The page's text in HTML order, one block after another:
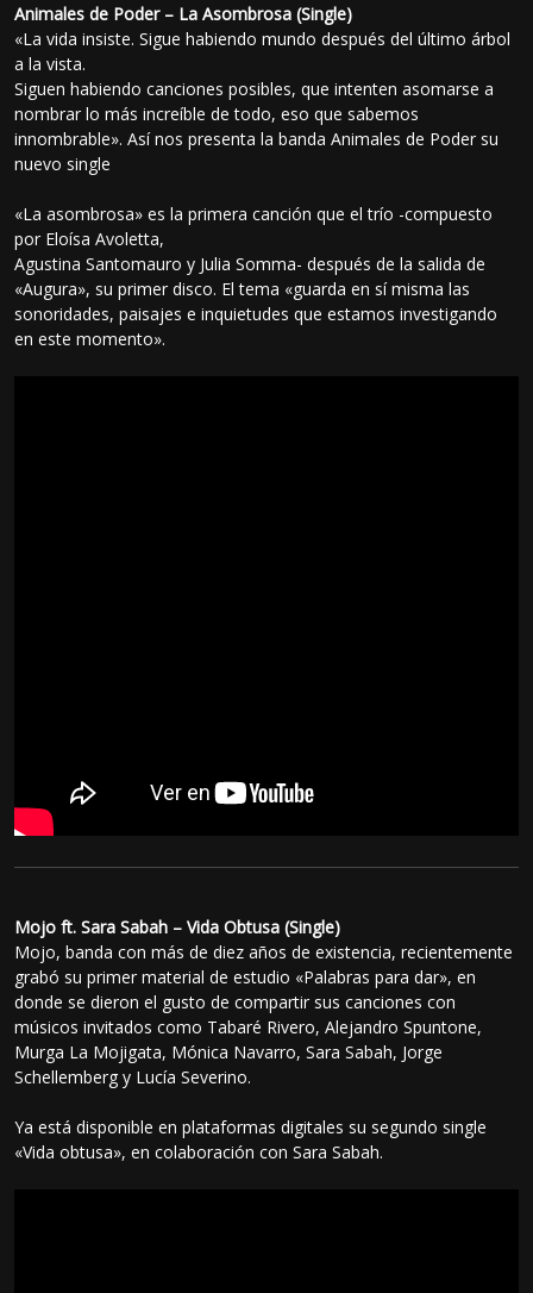
Animales de Poder – La Asombrosa (Single)
«La vida insiste. Sigue habiendo mundo después del último árbol
a la vista.
Siguen habiendo canciones posibles, que intenten asomarse a
nombrar lo más increíble de todo, eso que sabemos
innombrable». Así nos presenta la banda Animales de Poder su
nuevo single
«La asombrosa» es la primera canción que el trío -compuesto
por Eloísa Avoletta,
Agustina Santomauro y Julia Somma- después de la salida de
«Augura», su primer disco. El tema «guarda en sí misma las
sonoridades, paisajes e inquietudes que estamos investigando
en este momento».
Mojo ft. Sara Sabah – Vida Obtusa (Single)
Mojo, banda con más de diez años de existencia, recientemente
grabó su primer material de estudio «Palabras para dar», en
donde se dieron el gusto de compartir sus canciones con
músicos invitados como Tabaré Rivero, Alejandro Spuntone,
Murga La Mojigata, Mónica Navarro, Sara Sabah, Jorge
Schellemberg y Lucía Severino.
Ya está disponible en plataformas digitales su segundo single
«Vida obtusa», en colaboración con Sara Sabah.